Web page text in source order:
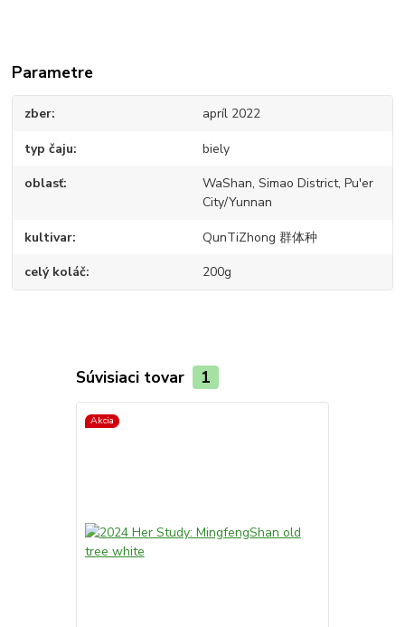
Parametre
zber apríl 2022
typ čaju biely
oblasť
WaShan, Simao District, Pu'er
City/Yunnan
kultivar QunTiZhong 群体种
celý koláč 200g
Súvisiaci tovar 1
Akcia